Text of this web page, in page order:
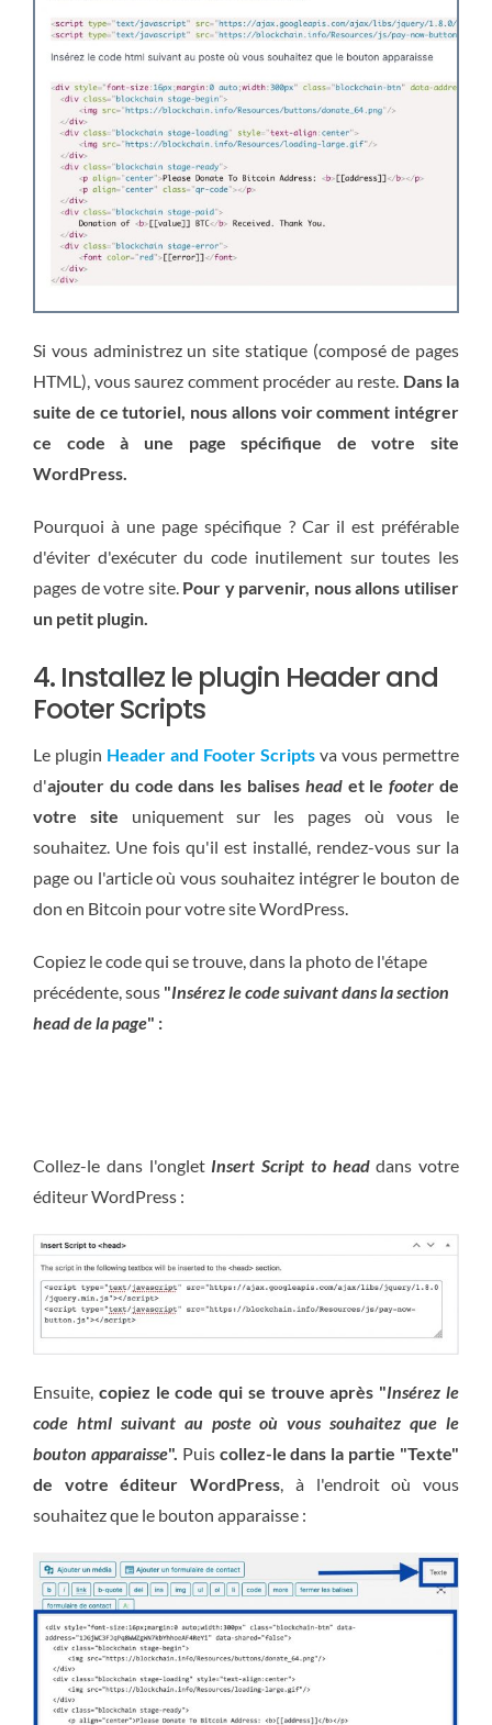
Si vous administrez un site statique (composé de pages
HTML), vous saurez comment procéder au reste. Dans la
suite de ce tutoriel, nous allons voir comment intégrer
ce code à une page spécifique de votre site
WordPress.
Pourquoi à une page spécifique ? Car il est préférable
d'éviter d'exécuter du code inutilement sur toutes les
pages de votre site. Pour y parvenir, nous allons utiliser
un petit plugin.
4. Installez le plugin Header and
Footer Scripts
Le plugin Header and Footer Scripts va vous permettre
d'ajouter du code dans les balises headet lefooter de
votre site uniquement sur les pages où vous le
souhaitez. Une fois qu'il est installé, rendez-vous sur la
page ou l'article où vous souhaitez intégrer le bouton de
don en Bitcoin pour votre site WordPress.
Copiez le code qui se trouve, dans la photo de l'étape
précédente, sous "Insérez le code suivant dans la section
head de la page" :
Collez-le dans l'ongletInsert Script to headdans votre
éditeur WordPress :
Ensuite, copiez le code qui se trouve après "Insérez le
code html suivant au poste où vous souhaitez que le
bouton apparaisse". Puis collez-le dans la partie "Texte"
de votre éditeur WordPress, à l'endroit où vous
souhaitez que le bouton apparaisse :